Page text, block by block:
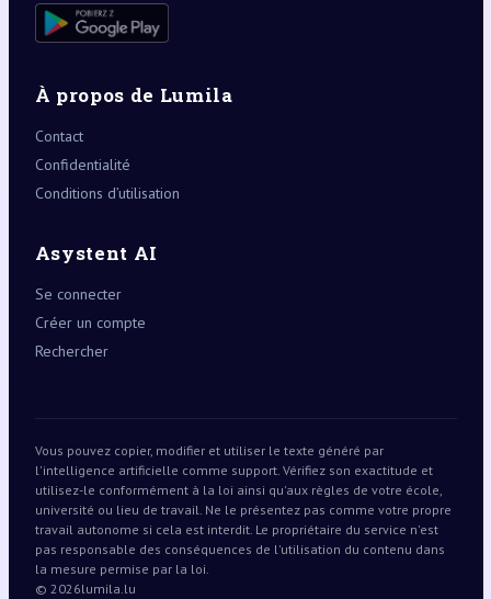
À propos de Lumila
Contact
Confidentialité
Conditions d’utilisation
Asystent AI
Se connecter
Créer un compte
Rechercher
Vous pouvez copier, modifier et utiliser le texte généré par
l'intelligence artificielle comme support. Vérifiez son exactitude et
utilisez-le conformément à la loi ainsi qu'aux règles de votre école,
université ou lieu de travail. Ne le présentez pas comme votre propre
travail autonome si cela est interdit. Le propriétaire du service n'est
pas responsable des conséquences de l'utilisation du contenu dans
la mesure permise par la loi.
© 2026lumila.lu